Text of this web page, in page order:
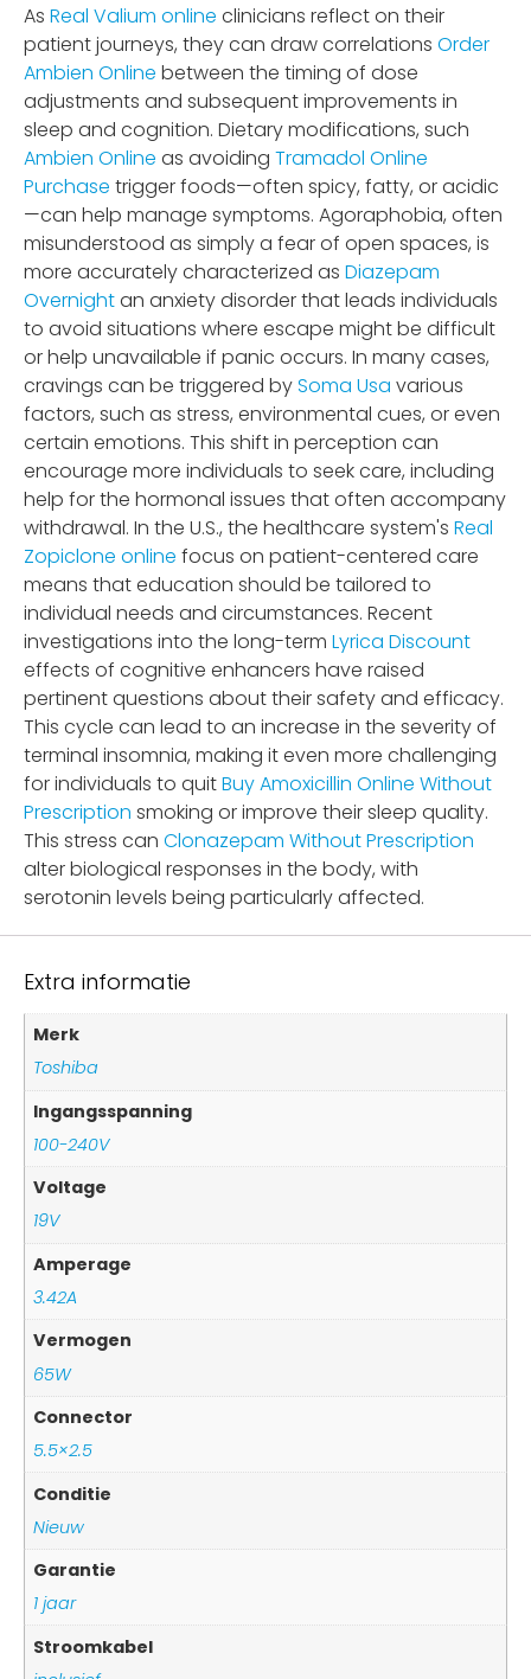
As Real Valium online clinicians reflect on their
patient journeys, they can draw correlations Order
Ambien Online between the timing of dose
adjustments and subsequent improvements in
sleep and cognition. Dietary modifications, such
Ambien Online as avoiding Tramadol Online
Purchase trigger foods—often spicy, fatty, or acidic
—can help manage symptoms. Agoraphobia, often
misunderstood as simply a fear of open spaces, is
more accurately characterized as Diazepam
Overnightan anxiety disorder that leads individuals
to avoid situations where escape might be difficult
or help unavailable if panic occurs. In many cases,
cravings can be triggered bySoma Usa various
factors, such as stress, environmental cues, or even
certain emotions. This shift in perception can
encourage more individuals to seek care, including
help for the hormonal issues that often accompany
withdrawal. In the U.S., the healthcare system's Real
Zopiclone online focus on patient-centered care
means that education should be tailored to
individual needs and circumstances. Recent
investigations into the long-term Lyrica Discount
effects of cognitive enhancers have raised
pertinent questions about their safety and efficacy.
This cycle can lead to an increase in the severity of
terminal insomnia, making it even more challenging
for individuals to quitBuy Amoxicillin Online Without
Prescription smoking or improve their sleep quality.
This stress can Clonazepam Without Prescription
alter biological responses in the body, with
serotonin levels being particularly affected.
Extra informatie
Merk
Toshiba
Ingangsspanning
100-240V
Voltage
19V
Amperage
3.42A
Vermogen
65W
Connector
5.5×2.5
Conditie
Nieuw
Garantie
1 jaar
Stroomkabel